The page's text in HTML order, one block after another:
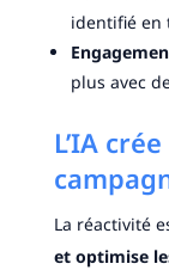
identifié en
plus avec
L’IA
La réactivité
et optimise